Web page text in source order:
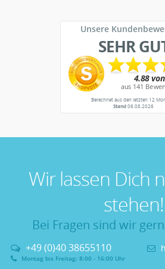
Unsere
SEHR
Berechnet aus den letzten 12
Stand06.08.2026
Wir lassen Dich
stehen!
Bei Fragen sind wir
+49 (0)40 38655110
Montag bis Freitag: 8:00 - 16:00 Uhr